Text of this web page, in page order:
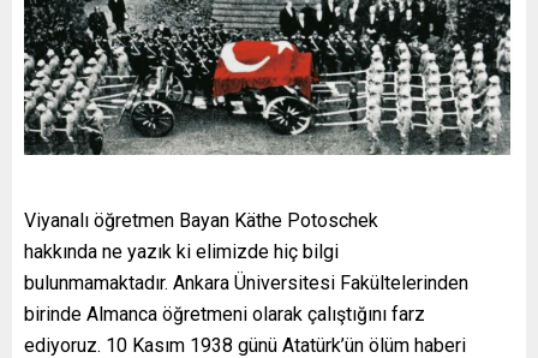
Viyanalı öğretmen Bayan Käthe Potoschek
hakkında ne yazık ki elimizde hiç bilgi
bulunmamaktadır. Ankara Üniversitesi Fakültelerinden
birinde Almanca öğretmeni olarak çalıştığını farz
ediyoruz. 10 Kasım 1938 günü Atatürk’ün ölüm haberi